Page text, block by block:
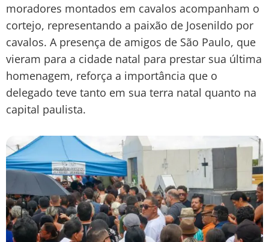
moradores montados em cavalos acompanham o
cortejo, representando a paixão de Josenildo por
cavalos. A presença de amigos de São Paulo, que
vieram para a cidade natal para prestar sua última
homenagem, reforça a importância que o
delegado teve tanto em sua terra natal quanto na
capital paulista.